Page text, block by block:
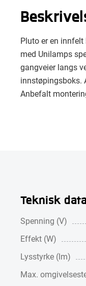
Pluto er en
med Unilamps
gangveier langs
innstøpingsboks.
Anbefalt
Teknisk
Spenning (V)
Effekt (W)
Lysstyrke (lm)
Max.